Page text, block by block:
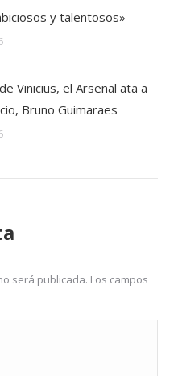
y talentosos»
Vinicius, el Arsenal ata a
Bruno Guimaraes
será publicada. Los campos